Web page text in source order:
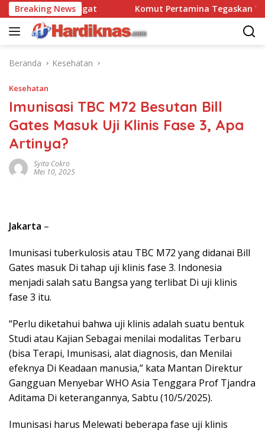
Langsung
ke
konten
Breaking News
90 Pasgat Komut Pertamina Tegaskan Tak
Beranda Kesehatan
Kesehatan
Imunisasi TBC M72 Besutan Bill
Gates Masuk Uji Klinis Fase 3, Apa
Artinya?
Syita Cokro
Mei 10, 2025
Jakarta –
Imunisasi tuberkulosis atau TBC M72 yang didanai Bill
Gates masuk Di tahap uji klinis fase 3. Indonesia
menjadi salah satu Bangsa yang terlibat Di uji klinis
fase 3 itu.
“Perlu diketahui bahwa uji klinis adalah suatu bentuk
Studi atau Kajian Sebagai menilai modalitas Terbaru
(bisa Terapi, Imunisasi, alat diagnosis, dan Menilai
efeknya Di Keadaan manusia,” kata Mantan Direktur
Gangguan Menyebar WHO Asia Tenggara Prof Tjandra
Aditama Di keterangannya, Sabtu (10/5/2025).
Imunisasi harus Melewati beberapa fase uji klinis